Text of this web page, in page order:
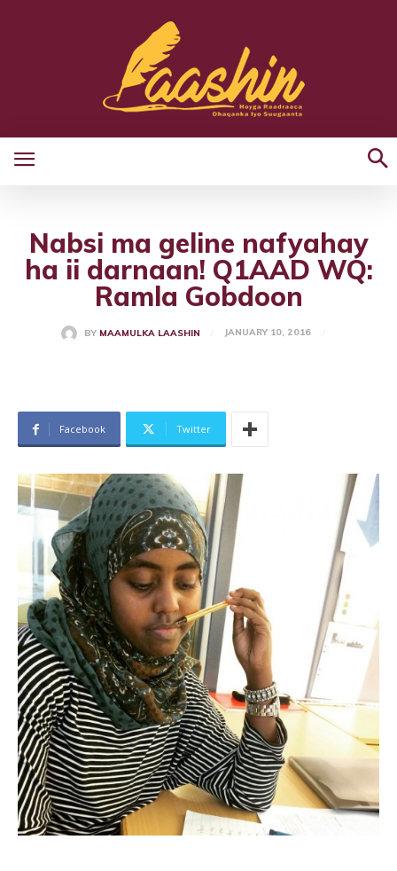
Nabsi ma geline nafyahay
ha ii darnaan! Q1AAD WQ:
Ramla Gobdoon
BY MAAMULKA LAASHIN JANUARY 10, 2016
Facebook Twitter